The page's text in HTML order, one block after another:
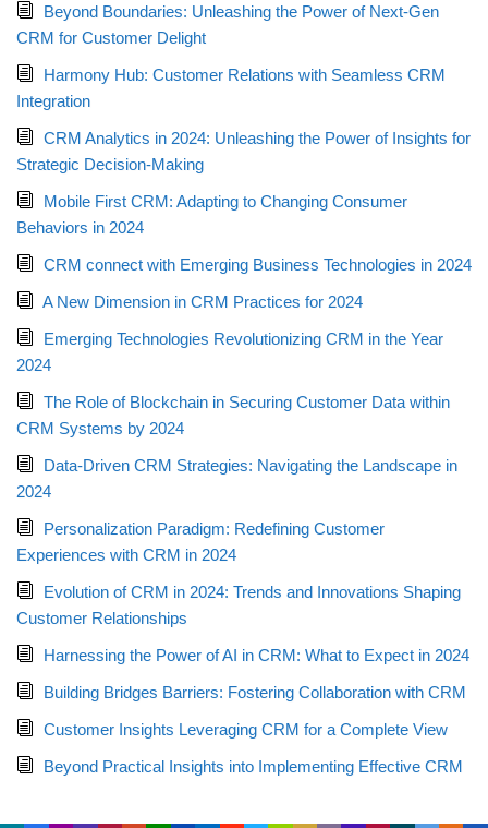
Beyond Boundaries: Unleashing the Power of Next-Gen
CRM for Customer Delight
Harmony Hub: Customer Relations with Seamless CRM
Integration
CRM Analytics in 2024: Unleashing the Power of Insights for
Strategic Decision-Making
Mobile First CRM: Adapting to Changing Consumer
Behaviors in 2024
CRM connect with Emerging Business Technologies in 2024
A New Dimension in CRM Practices for 2024
Emerging Technologies Revolutionizing CRM in the Year
2024
The Role of Blockchain in Securing Customer Data within
CRM Systems by 2024
Data-Driven CRM Strategies: Navigating the Landscape in
2024
Personalization Paradigm: Redefining Customer
Experiences with CRM in 2024
Evolution of CRM in 2024: Trends and Innovations Shaping
Customer Relationships
Harnessing the Power of AI in CRM: What to Expect in 2024
Building Bridges Barriers: Fostering Collaboration with CRM
Customer Insights Leveraging CRM for a Complete View
Beyond Practical Insights into Implementing Effective CRM